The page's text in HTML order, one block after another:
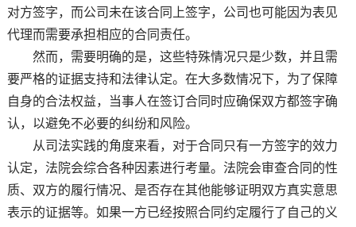
对方签字，而公司未在该合同上签字，公司也可能因为表见
代理而需要承担相应的合同责任。
然而，需要明确的是，这些特殊情况只是少数，并且需
要严格的证据支持和法律认定。在大多数情况下，为了保障
自身的合法权益，当事人在签订合同时应确保双方都签字确
认，以避免不必要的纠纷和风险。
从司法实践的角度来看，对于合同只有一方签字的效力
认定，法院会综合各种因素进行考量。法院会审查合同的性
质、双方的履行情况、是否存在其他能够证明双方真实意思
表示的证据等。如果一方已经按照合同约定履行了自己的义